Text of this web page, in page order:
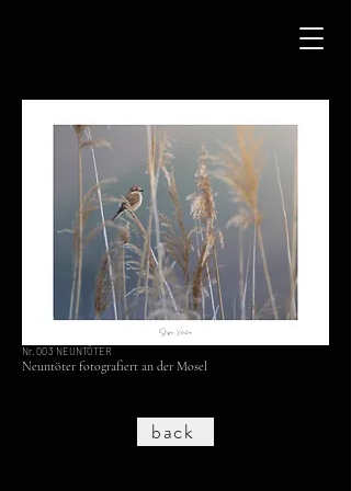
Nr. 003 NEUNTÖTER
Neuntöter fotografiert an der Mosel
back